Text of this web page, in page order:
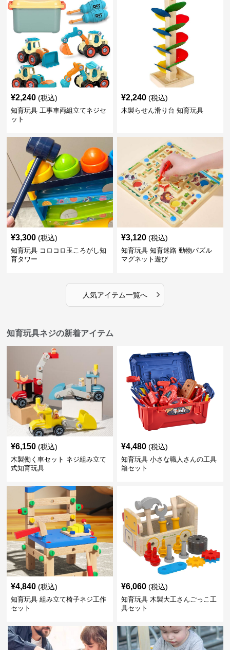
¥2,240 (税込)
知育玩具 工事車両組立てネジセ
ット
¥2,240 (税込)
木製らせん滑り台 知育玩具
¥3,300 (税込)
知育玩具 コロコロ玉ころがし知
育タワー
¥3,120 (税込)
知育玩具 知育迷路 動物パズル
マグネット遊び
人気アイテム一覧へ ›
知育玩具ネジの新着アイテム
¥6,150 (税込)
木製働く車セット ネジ組み立て
式知育玩具
¥4,480 (税込)
知育玩具 小さな職人さんの工具
箱セット
¥4,840 (税込)
知育玩具 組み立て椅子ネジ工作
セット
¥6,060 (税込)
知育玩具 木製大工さんごっこ工
具セット